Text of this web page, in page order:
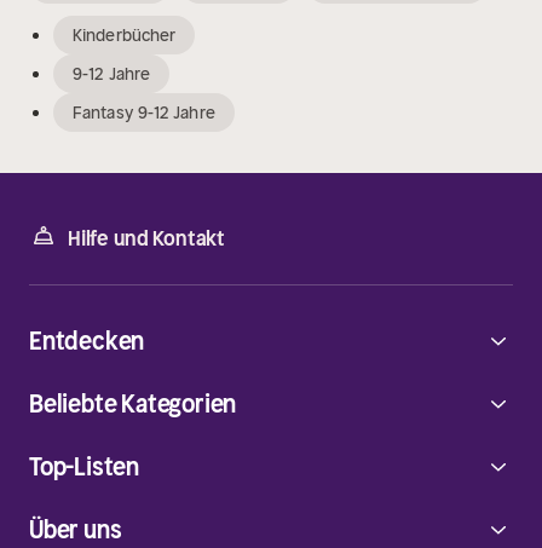
Kinderbücher
9-12 Jahre
Fantasy 9-12 Jahre
Hilfe und Kontakt
Über uns
Entdecken
Beliebte Kategorien
Top-Listen